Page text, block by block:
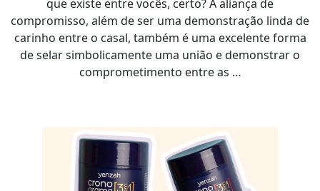
que existe entre vocês, certo? A aliança de
compromisso, além de ser uma demonstração linda de
carinho entre o casal, também é uma excelente forma
de selar simbolicamente uma união e demonstrar o
comprometimento entre as …